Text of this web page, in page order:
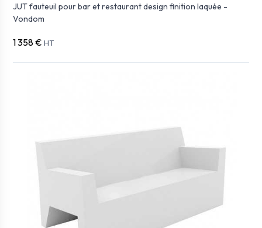
JUT fauteuil pour bar et restaurant design finition laquée -
Vondom
1 358 € HT